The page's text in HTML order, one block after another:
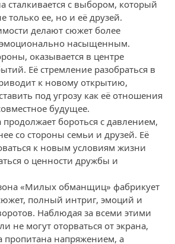
с выбором, который
только ее, но и её друзей.
делают сюжет более
насыщенным.
оказывается в центре
Её стремление разобраться в
к новому открытию,
под угрозу как её отношения
будущее.
бороться с давлением,
со стороны семьи и друзей. Её
к новым условиям жизни
о ценности дружбы и
«Милых обманщиц» фабрикует
полный интриг, эмоций и
Наблюдая за всеми этими
не могут оторваться от экрана,
пропитана напряжением, а